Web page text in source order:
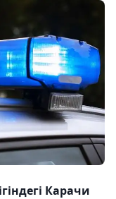
Карачи